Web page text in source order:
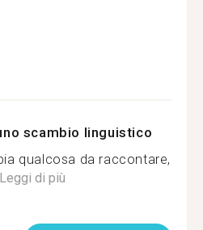
scambio linguistico
qualcosa da raccontare,
Leggi di più